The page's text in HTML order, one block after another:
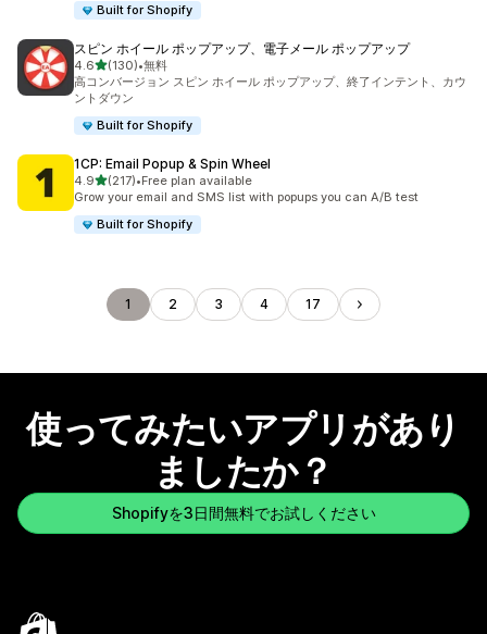
Built for Shopify
スピン ホイール ポップアップ、電子メール ポップアップ
4.65つ星中
(130)
合計レビュー数：130件
•無料
高コンバージョン スピン ホイール ポップアップ、終了インテント、カウ
ントダウン
Built for Shopify
1CP: Email Popup & Spin Wheel
4.95つ星中
(217)
合計レビュー数：217件
•Free plan available
Grow your email and SMS list with popups you can A/B test
Built for Shopify
1 2 3 4 17
使ってみたいアプリがあり
ましたか？
Shopifyを3日間無料でお試しください